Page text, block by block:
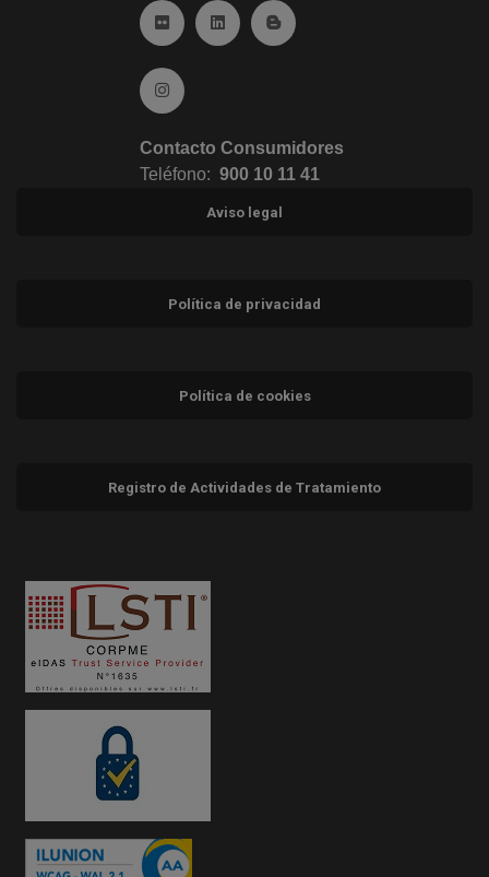
Ir a Flickr (abre en ventana nueva)
Ir a Linkedin (abre en ventana nueva)
Ir al Blog (abre en ventana
Ir a Instagram (abre en ventana nueva)
Contacto Consumidores
Teléfono: 900 10 11 41
Aviso legal
Política de privacidad
Política de cookies
Registro de Actividades de Tratamiento